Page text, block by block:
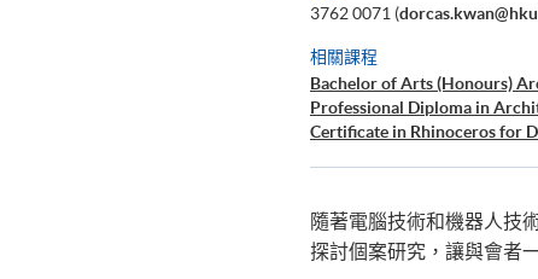
3762 0071 (
相關課程
Bachelor of Arts (Honours)
Professional Diploma in
Certificate in Rhinoceros for
隨著電腦技術和機器人技
探討個案研究，讓與會者